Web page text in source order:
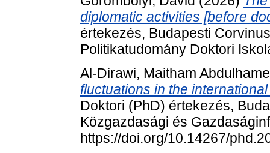
diplomatic activities [before
értekezés, Budapesti
Politikatudomány Doktori
Al-Dirawi, Maitham
fluctuations in the
Doktori (PhD) értekezés,
Közgazdasági és
https://doi.org/10.14267/